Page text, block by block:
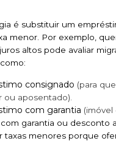
é substituir um
menor. Por exemplo,
altos pode avaliar
consignado (para
ou aposentado).
com garantia (imóvel
garantia ou desconto
taxas menores porque